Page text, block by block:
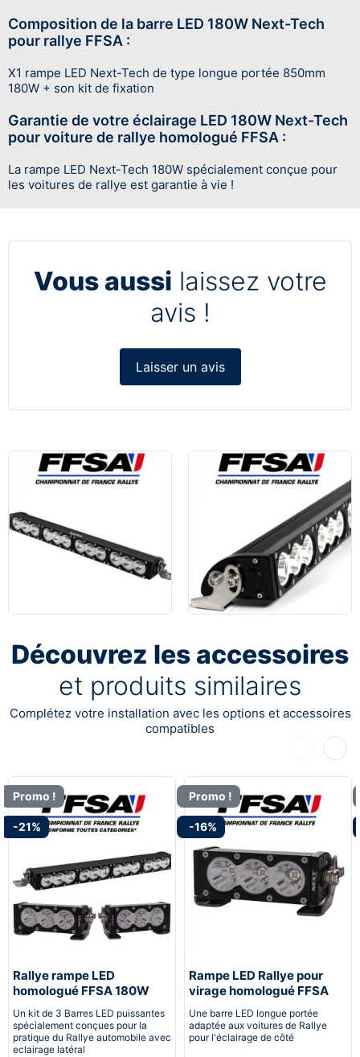
Composition de la barre LED 180W Next-Tech
pour rallye FFSA :
X1 rampe LED Next-Tech de type longue portée 850mm
180W + son kit de fixation
Garantie de votre éclairage LED 180W Next-Tech
pour voiture de rallye homologué FFSA :
La rampe LED Next-Tech 180W spécialement conçue pour
les voitures de rallye est garantie à vie !
Vous aussi laissez votre
avis !
Laisser un avis
Découvrez les accessoires
et produits similaires
Complétez votre installation avec les options et accessoires
compatibles
Précédent
Promo !
-21%
Rallye rampe LED
homologué FFSA 180W
Un kit de 3 Barres LED puissantes
spécialement conçues pour la
pratique du Rallye automobile avec
eclairage latéral
Promo !
-16%
Rampe LED Rallye pour
virage homologué FFSA
30W 280mm
Une barre LED longue portée
adaptée aux voitures de Rallye
pour l'éclairage de côté